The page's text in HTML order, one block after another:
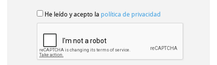
He leído y acepto la política de privacidad